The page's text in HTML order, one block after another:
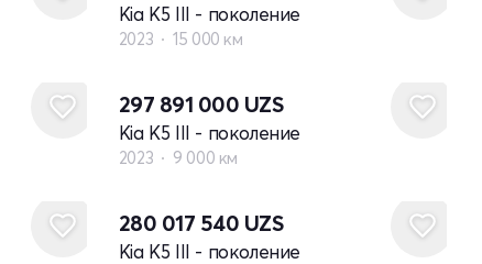
Kia K5 III - поколение
2023 15 000 км
297 891 000 UZS
Kia K5 III - поколение
2023 9 000 км
280 017 540 UZS
Kia K5 III - поколение